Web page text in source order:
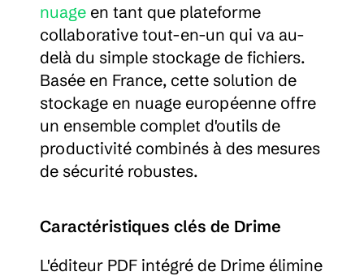
nuage en tant que plateforme
collaborative tout-en-un qui va au-
delà du simple stockage de fichiers.
Basée en France, cette solution de
stockage en nuage européenne offre
un ensemble complet d'outils de
productivité combinés à des mesures
de sécurité robustes.
Caractéristiques clés de Drime
L'éditeur PDF intégré de Drime élimine